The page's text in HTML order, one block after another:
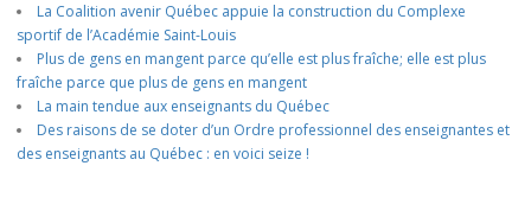
La Coalition avenir Québec appuie la construction du Complexe
sportif de l’Académie Saint-Louis
Plus de gens en mangent parce qu’elle est plus fraîche; elle est plus
fraîche parce que plus de gens en mangent
La main tendue aux enseignants du Québec
Des raisons de se doter d’un Ordre professionnel des enseignantes et
des enseignants au Québec : en voici seize !